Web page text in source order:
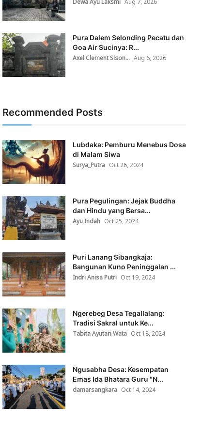
Pura Dalem Selonding Pecatu dan
Goa Air Sucinya: R...
Axel Clement Sison... Aug 6, 2026
Recommended Posts
Lubdaka: Pemburu Menebus Dosa
di Malam Siwa
Surya_Putra Oct 26, 2024
Pura Pegulingan: Jejak Buddha
dan Hindu yang Bersa...
Ayu Indah Oct 25, 2024
Puri Lanang Sibangkaja:
Bangunan Kuno Peninggalan ...
Indri Anisa Putri Oct 19, 2024
Ngerebeg Desa Tegallalang:
Tradisi Sakral untuk Ke...
Tabita Ayutari Wata Oct 18, 2024
Ngusabha Desa: Kesempatan
Emas Ida Bhatara Guru "N...
damarsangkara Oct 14, 2024